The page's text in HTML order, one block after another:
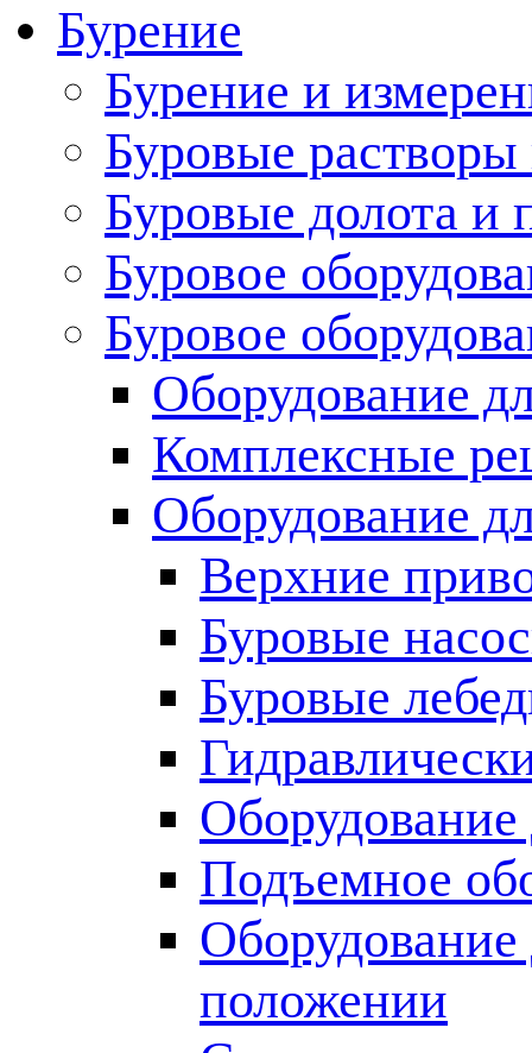
Бурение
Бурение и
Буровые
Буровые долота и
Буровое
Буровое
Оборудование
Комплексные
Оборудование
Верхние
Буровые
Буровые
Подъемное
Оборудование
положении